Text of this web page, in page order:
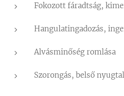
Fokozott fáradtság,
Hangulatingadozás,
Alvásminőség romlása
Szorongás, belső